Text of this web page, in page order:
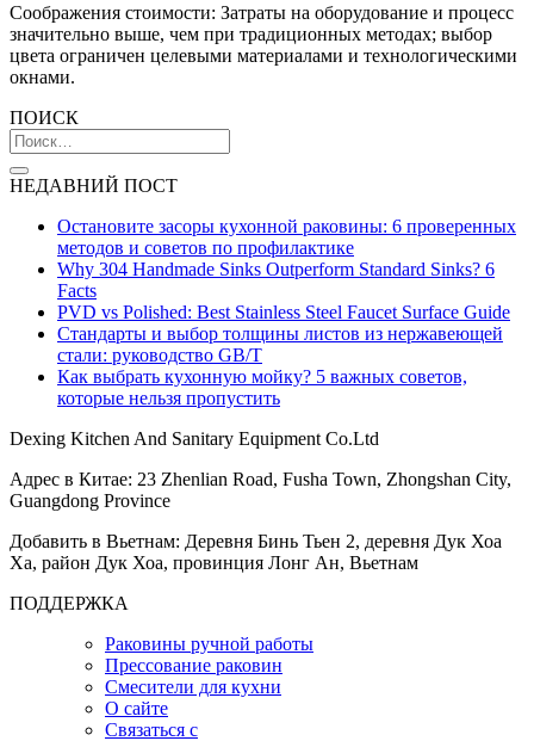
Соображения стоимости: Затраты на оборудование и процесс
значительно выше, чем при традиционных методах; выбор
цвета ограничен целевыми материалами и технологическими
окнами.
ПОИСК
НЕДАВНИЙ ПОСТ
Остановите засоры кухонной раковины: 6 проверенных
методов и советов по профилактике
Why 304 Handmade Sinks Outperform Standard Sinks? 6
Facts
PVD vs Polished: Best Stainless Steel Faucet Surface Guide
Стандарты и выбор толщины листов из нержавеющей
стали: руководство GB/T
Как выбрать кухонную мойку? 5 важных советов,
которые нельзя пропустить
Dexing Kitchen And Sanitary Equipment Co.Ltd
Адрес в Китае: 23 Zhenlian Road, Fusha Town, Zhongshan City,
Guangdong Province
Добавить в Вьетнам: Деревня Бинь Тьен 2, деревня Дук Хоа
Ха, район Дук Хоа, провинция Лонг Ан, Вьетнам
ПОДДЕРЖКА
Раковины ручной работы
Прессование раковин
Смесители для кухни
О сайте
Связаться с